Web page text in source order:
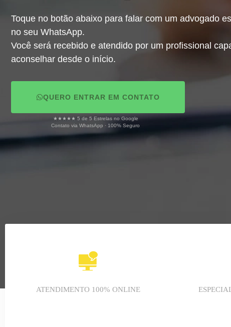
Toque no botão abaixo para falar com um advogado
no seu WhatsApp.
Você será recebido e atendido por um profissional
aconselhar desde o início.
QUERO ENTRAR EM CONTATO
★★★★★ 5 de 5 Estrelas no Google
Contato via WhatsApp · 100% Seguro
ATENDIMENTO 100% ONLINE